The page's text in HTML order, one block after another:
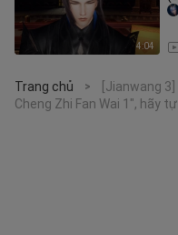
4:04
Trang chủ >
[Jianwang
Cheng Zhi Fan Wai 1", hãy